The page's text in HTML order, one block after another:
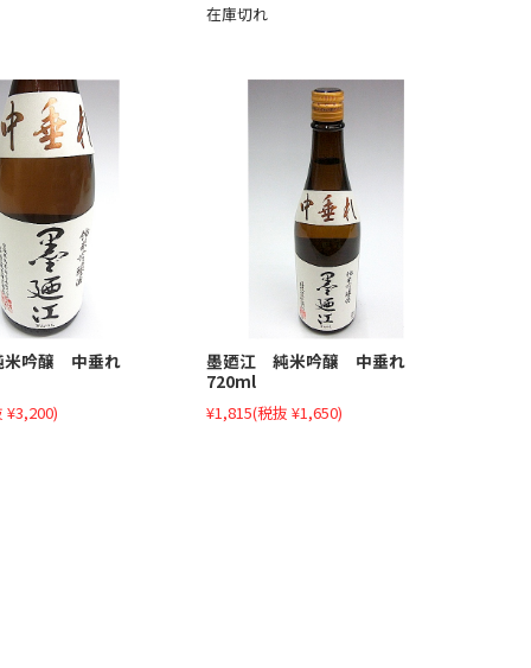
在庫切れ
吟醸 中垂れ
¥3,200)
墨廼江 純米吟醸 中垂れ
720ml
¥1,815(税抜 ¥1,650)